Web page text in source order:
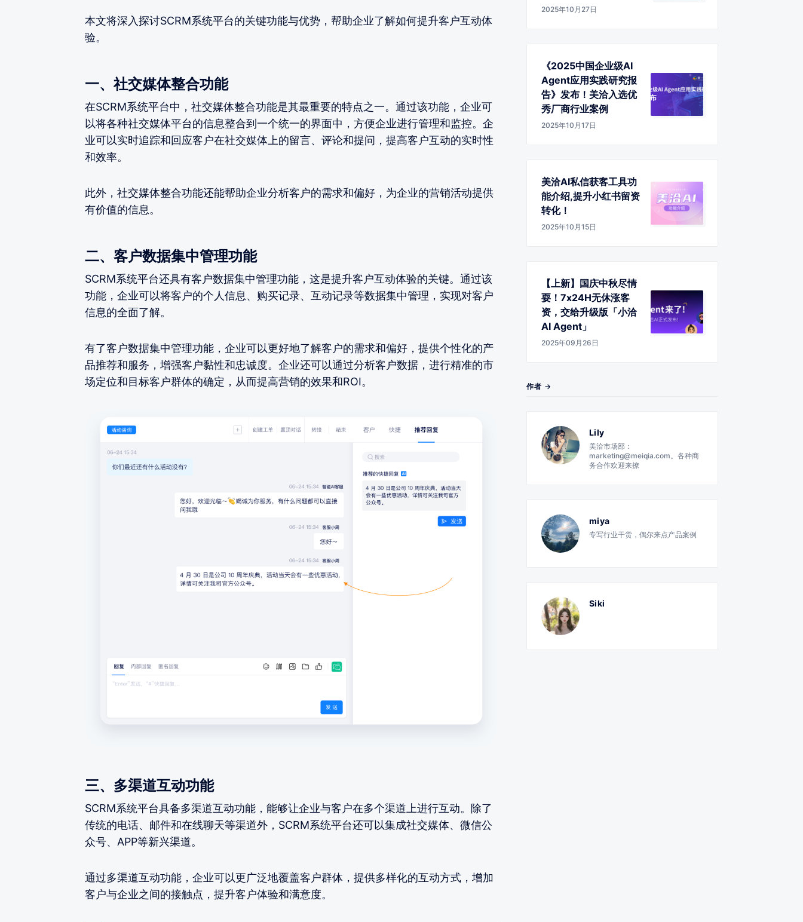
本文将深入探讨SCRM系统平台的关键功能与优势，帮助企业了解如何提升客户互动体
验。
一、社交媒体整合功能
在SCRM系统平台中，社交媒体整合功能是其最重要的特点之一。通过该功能，企业可
以将各种社交媒体平台的信息整合到一个统一的界面中，方便企业进行管理和监控。企
业可以实时追踪和回应客户在社交媒体上的留言、评论和提问，提高客户互动的实时性
和效率。
此外，社交媒体整合功能还能帮助企业分析客户的需求和偏好，为企业的营销活动提供
有价值的信息。
二、客户数据集中管理功能
SCRM系统平台还具有客户数据集中管理功能，这是提升客户互动体验的关键。通过该
功能，企业可以将客户的个人信息、购买记录、互动记录等数据集中管理，实现对客户
信息的全面了解。
有了客户数据集中管理功能，企业可以更好地了解客户的需求和偏好，提供个性化的产
品推荐和服务，增强客户黏性和忠诚度。企业还可以通过分析客户数据，进行精准的市
场定位和目标客户群体的确定，从而提高营销的效果和ROI。
三、多渠道互动功能
SCRM系统平台具备多渠道互动功能，能够让企业与客户在多个渠道上进行互动。除了
传统的电话、邮件和在线聊天等渠道外，SCRM系统平台还可以集成社交媒体、微信公
众号、APP等新兴渠道。
通过多渠道互动功能，企业可以更广泛地覆盖客户群体，提供多样化的互动方式，增加
客户与企业之间的接触点，提升客户体验和满意度。
2025年10月27日
《2025中国企业级AI
Agent应用实践研究报
告》发布！美洽入选优
秀厂商行业案例
2025年10月17日
美洽AI私信获客工具功
能介绍,提升小红书留资
转化！
2025年10月15日
【上新】国庆中秋尽情
耍！7x24H无休涨客
资，交给升级版「小洽
AI Agent」
2025年09月26日
作者 →
Lily
美洽市场部：
marketing@meiqia.com。各种商
务合作欢迎来撩
miya
专写行业干货，偶尔来点产品案例
Siki